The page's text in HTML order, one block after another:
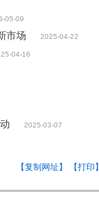
05-09
市场 2025-04-22
04-16
2025-03-07
【复制网址】 【打印】